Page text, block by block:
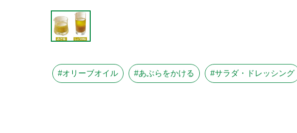
#オリーブオイル #あぶらをかける #サラダ・ドレッシング